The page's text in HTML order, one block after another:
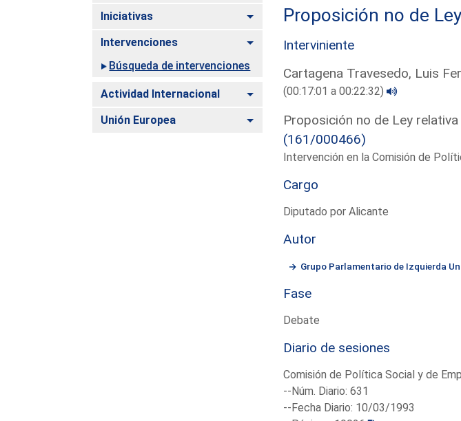
Iniciativas Alternar
Intervenciones
Alternar
Búsqueda de intervenciones
Actividad Internacional Alternar
Unión Europea Alternar
Proposición no de
Interviniente
Cartagena Travesedo, Luis
(00:17:01 a 00:22:32)
Proposición no de Ley
(161/000466)
Intervención en la Comisión de
Cargo
Diputado por Alicante
Autor
Grupo Parlamentario de Izquierda
Fase
Debate
Diario de sesiones
Comisión de Política Social y de
--Núm. Diario: 631
--Fecha Diario: 10/03/1993